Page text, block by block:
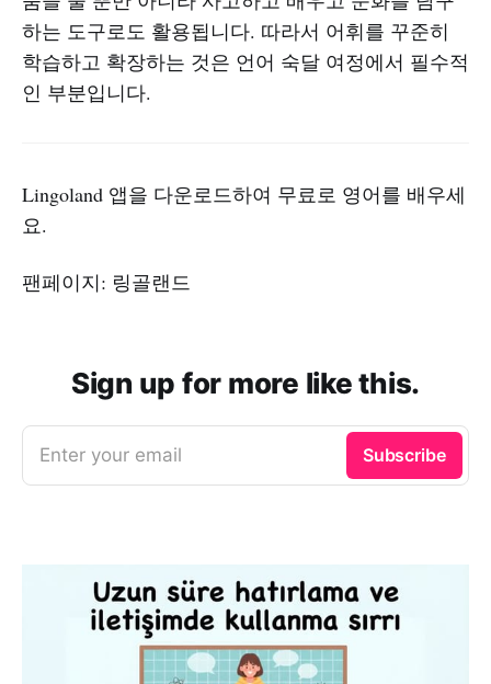
하는 도구로도 활용됩니다. 따라서 어휘를 꾸준히
학습하고 확장하는 것은 언어 숙달 여정에서 필수적
인 부분입니다.
Lingoland 앱을 다운로드하여 무료로 영어를 배우세
요.
팬페이지: 링골랜드
Sign up for more like this.
Enter your email Subscribe